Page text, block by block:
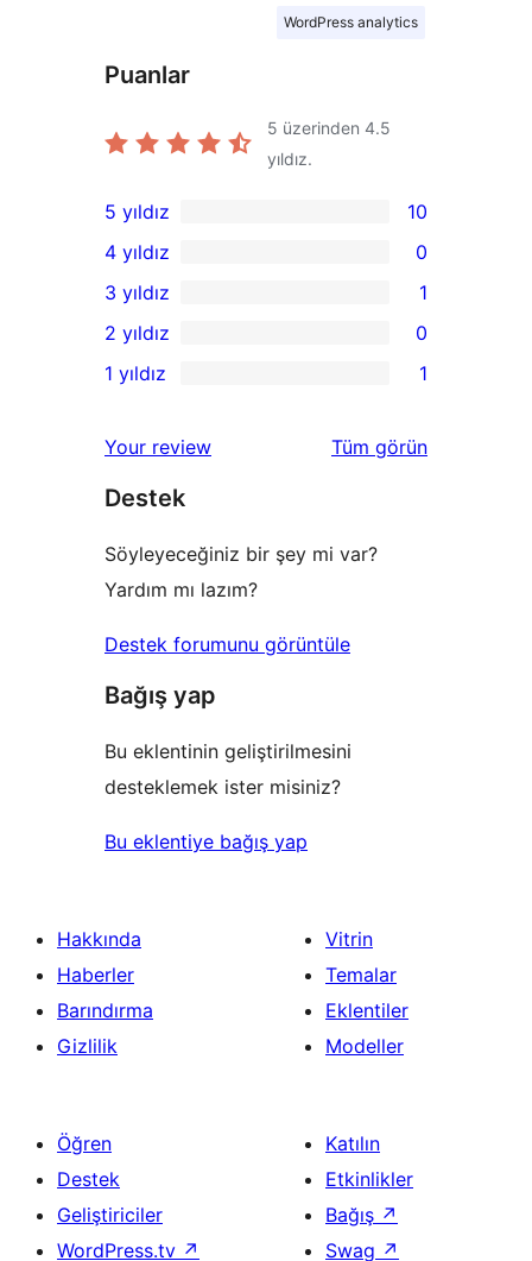
WordPress analytics
Puanlar
5 üzerinden 4.5
yıldız.
10
5
yıldızlı
inceleme
5 yıldız 10
4
yıldızlı
inceleme
4 yıldız 0
1
3
yıldızlı
3 yıldız 1
2
inceleme
2 yıldız 0
yıldızlı
inceleme
1 yıldız 1
Your review Tüm değerlendirmeleri
görün
Destek
Söyleyeceğiniz bir şey mi var?
Yardım mı lazım?
Destek forumunu görüntüle
Bağış yap
Bu eklentinin geliştirilmesini
desteklemek ister misiniz?
Bu eklentiye bağış yap
Hakkında
Haberler
Barındırma
Gizlilik
Vitrin
Temalar
Eklentiler
Modeller
Öğren
Destek
Geliştiriciler
WordPress.tv ↗
Katılın
Etkinlikler
Bağış ↗
Swag ↗